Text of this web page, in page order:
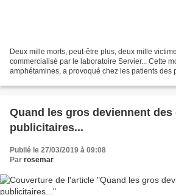
Deux mille morts, peut-être plus, deux mille
commercialisé par le laboratoire Servier... Cette
amphétamines, a provoqué chez les patients des
Quand les gros deviennent des
publicitaires...
Publié le 27/03/2019 à 09:08
Par rosemar